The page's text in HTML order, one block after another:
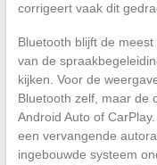
corrigeert vaak dit
Bluetooth blijft de
van de
kijken. Voor de
Bluetooth zelf, maar de
Android Auto of
een vervangende
ingebouwde systeem